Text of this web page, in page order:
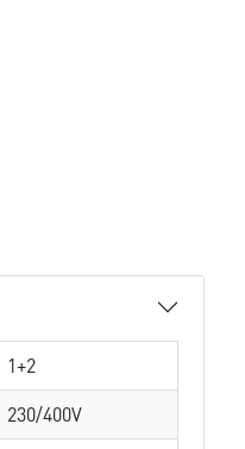
1+2
230/400V